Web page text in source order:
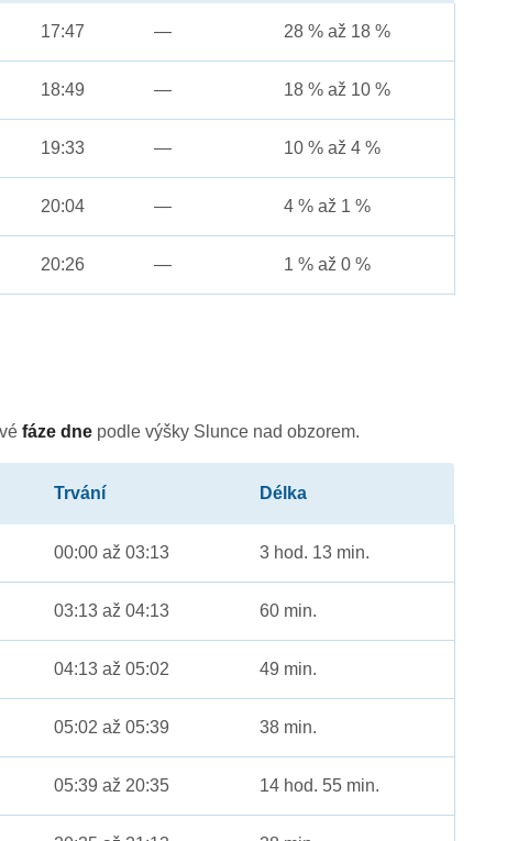
17:47 — 28 % až 18 %
18:49 — 18 % až 10 %
19:33 — 10 % až 4 %
20:04 — 4 % až 1 %
20:26 — 1 % až 0 %
fáze dne podle výšky Slunce nad obzorem.
Trvání Délka
00:00 až 03:13 3 hod. 13 min.
03:13 až 04:13 60 min.
04:13 až 05:02 49 min.
05:02 až 05:39 38 min.
05:39 až 20:35 14 hod. 55 min.